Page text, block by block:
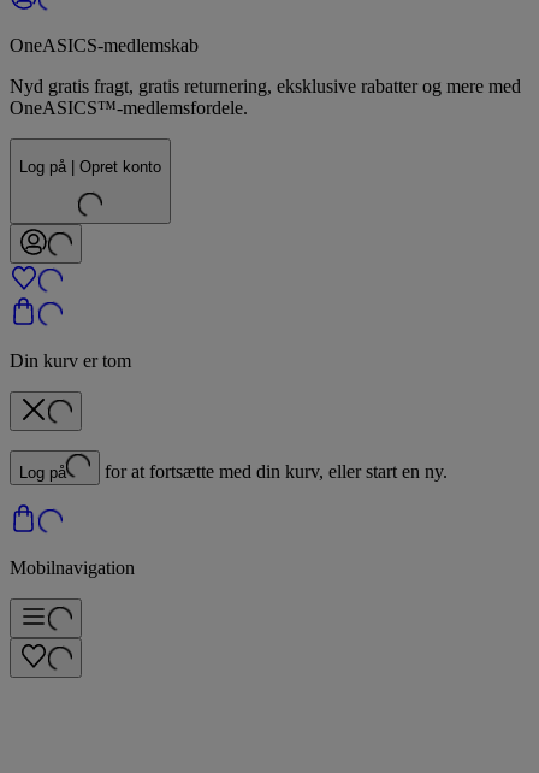
OneASICS-medlemskab
Nyd gratis fragt, gratis returnering, eksklusive rabatter og mere med
OneASICS™-medlemsfordele.
Log på | Opret konto
Din kurv er tom
Log på for at fortsætte med din kurv, eller start en ny.
Mobilnavigation